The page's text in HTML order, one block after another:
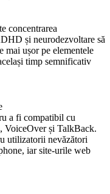
concentrarea
și neurodezvoltare să
mai ușor pe elementele
timp semnificativ
a fi compatibil cu
VoiceOver și TalkBack.
utilizatorii nevăzători
iar site-urile web